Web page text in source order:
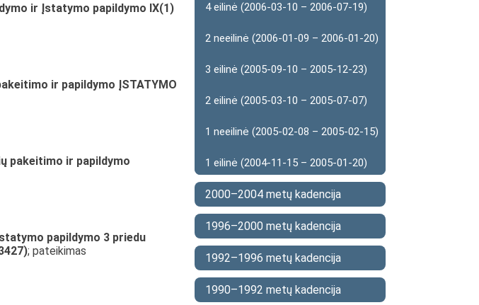
ir Įstatymo papildymo IX(1)
ir papildymo ĮSTATYMO
pakeitimo ir papildymo
papildymo 3 priedu
; pateikimas
4 eilinė (2006-03-10 – 2006-07-19)
2 neeilinė (2006-01-09 – 2006-01-20)
3 eilinė (2005-09-10 – 2005-12-23)
2 eilinė (2005-03-10 – 2005-07-07)
1 neeilinė (2005-02-08 – 2005-02-15)
1 eilinė (2004-11-15 – 2005-01-20)
2000–2004 metų kadencija
1996–2000 metų kadencija
1992–1996 metų kadencija
1990–1992 metų kadencija